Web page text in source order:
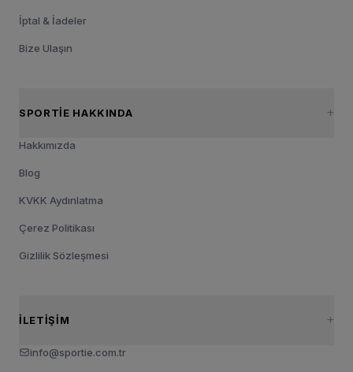
İptal & İadeler
Bize Ulaşın
SPORTIE HAKKINDA
Hakkımızda
Blog
KVKK Aydınlatma
Çerez Politikası
Gizlilik Sözleşmesi
İLETIŞIM
info@sportie.com.tr